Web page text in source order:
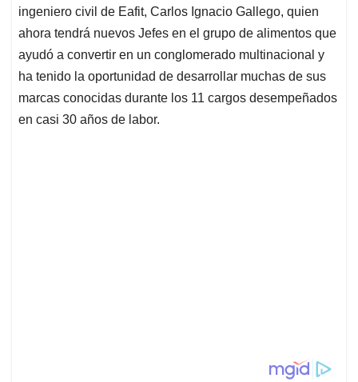
ingeniero civil de Eafit, Carlos Ignacio Gallego, quien
ahora tendrá nuevos Jefes en el grupo de alimentos que
ayudó a convertir en un conglomerado multinacional y
ha tenido la oportunidad de desarrollar muchas de sus
marcas conocidas durante los 11 cargos desempeñados
en casi 30 años de labor.